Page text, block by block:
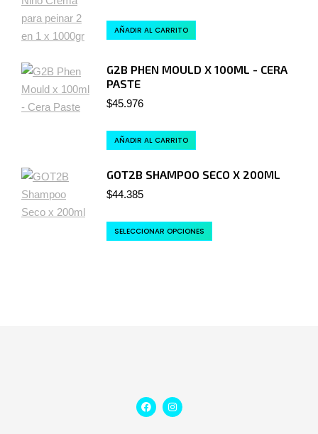
AÑADIR AL CARRITO
G2B PHEN MOULD X 100ML - CERA
PASTE
$45.976
AÑADIR AL CARRITO
GOT2B SHAMPOO SECO X 200ML
$44.385
SELECCIONAR OPCIONES